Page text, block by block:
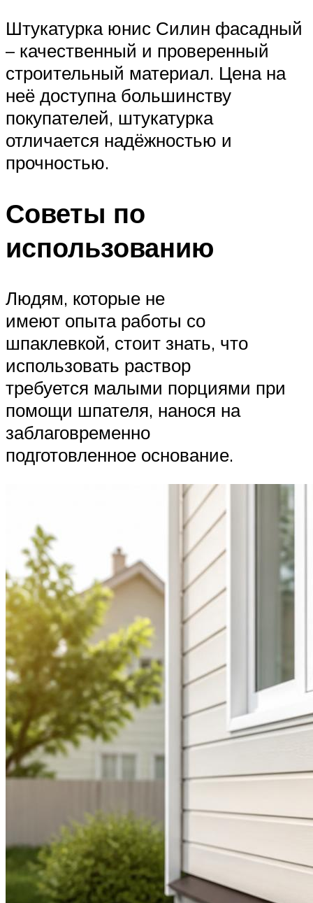
Штукатурка юнис Силин фасадный
– качественный и проверенный
строительный материал. Цена на
неё доступна большинству
покупателей, штукатурка
отличается надёжностью и
прочностью.
Советы по
использованию
Людям, которые не
имеют опыта работы со
шпаклевкой, стоит знать, что
использовать раствор
требуется малыми порциями при
помощи шпателя, нанося на
заблаговременно
подготовленное основание.